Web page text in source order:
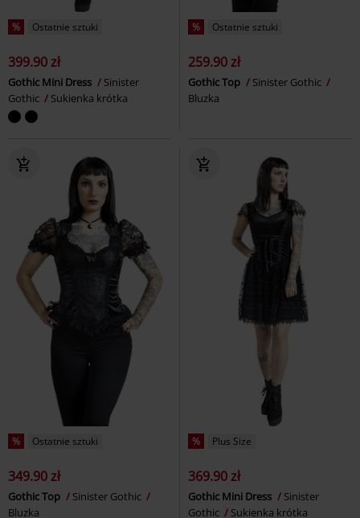
% Ostatnie sztuki
399.90 zł
Gothic Mini Dress
Sinister
Gothic
Sukienka krótka
% Ostatnie sztuki
259.90 zł
Gothic Top
Sinister Gothic
Bluzka
% Ostatnie sztuki
349.90 zł
Gothic Top
Sinister Gothic
Bluzka
% Plus Size
369.90 zł
Gothic Mini Dress
Sinister
Gothic
Sukienka krótka